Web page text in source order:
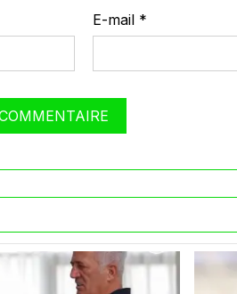
E-mail *